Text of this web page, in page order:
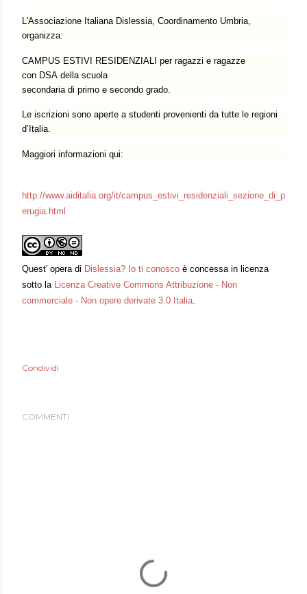
L'Associazione Italiana Dislessia, Coordinamento Umbria,
organizza:
CAMPUS ESTIVI RESIDENZIALI per ragazzi e ragazze
con DSA della scuola
secondaria di primo e secondo grado.
Le iscrizioni sono aperte a studenti provenienti da tutte le regioni
d’Italia.
Maggiori informazioni qui:
http://www.aiditalia.org/it/campus_estivi_residenziali_sezione_di_p
erugia.html
Quest' opera di Dislessia? Io ti conosco è concessa in licenza
sotto la
Licenza Creative Commons Attribuzione - Non
commerciale - Non opere derivate 3.0 Italia
Condividi
COMMENTI